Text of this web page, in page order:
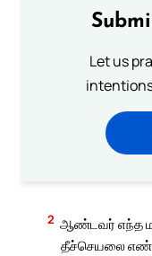
Let us
2 ஆண்டவர் எந்த
தீச்செயலை